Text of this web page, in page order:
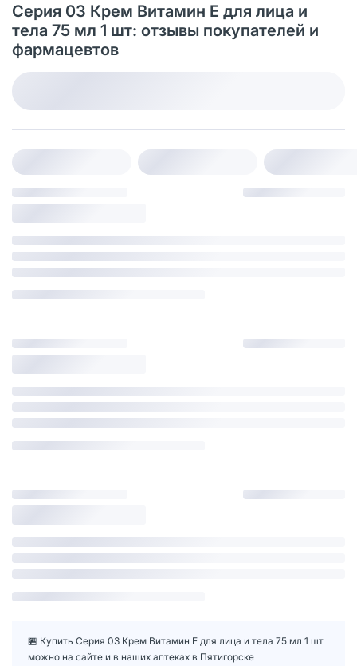
Серия 03 Крем Витамин Е для лица и
тела 75 мл 1 шт: отзывы покупателей и
фармацевтов
🏪 Купить Серия 03 Крем Витамин Е для лица и тела 75 мл 1 шт
можно на сайте и в наших аптеках в Пятигорске